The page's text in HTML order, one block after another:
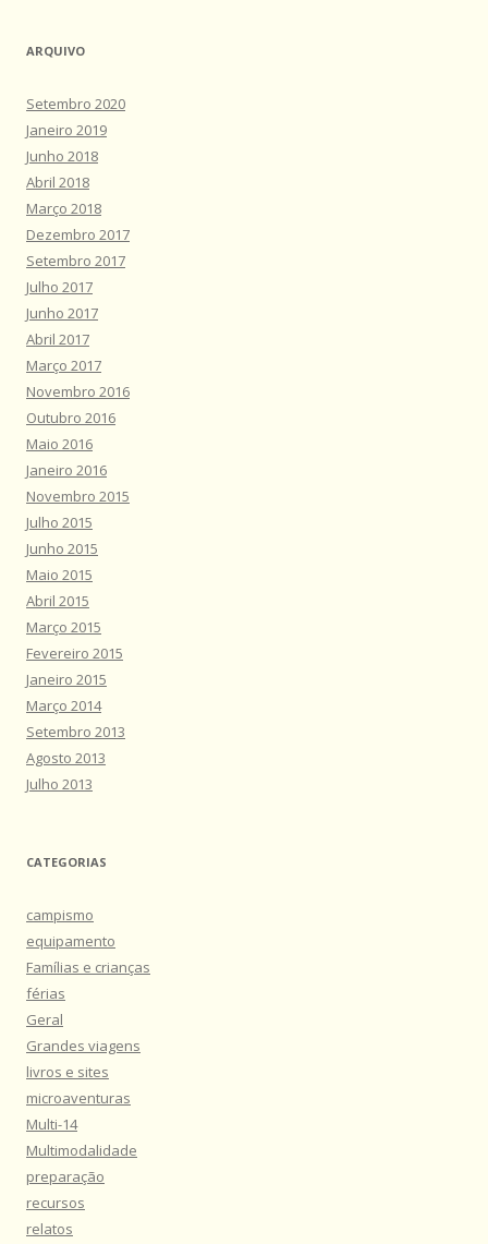
ARQUIVO
Setembro 2020
Janeiro 2019
Junho 2018
Abril 2018
Março 2018
Dezembro 2017
Setembro 2017
Julho 2017
Junho 2017
Abril 2017
Março 2017
Novembro 2016
Outubro 2016
Maio 2016
Janeiro 2016
Novembro 2015
Julho 2015
Junho 2015
Maio 2015
Abril 2015
Março 2015
Fevereiro 2015
Janeiro 2015
Março 2014
Setembro 2013
Agosto 2013
Julho 2013
CATEGORIAS
campismo
equipamento
Famílias e crianças
férias
Geral
Grandes viagens
livros e sites
microaventuras
Multi-14
Multimodalidade
preparação
recursos
relatos